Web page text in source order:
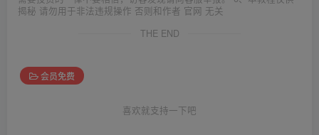
揭秘 请勿用于非法违规操作 否则和作者 官网 无关
THE END
会员免费
喜欢就支持一下吧